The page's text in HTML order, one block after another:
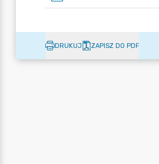
DRUKUJ ZAPISZ DO PDF